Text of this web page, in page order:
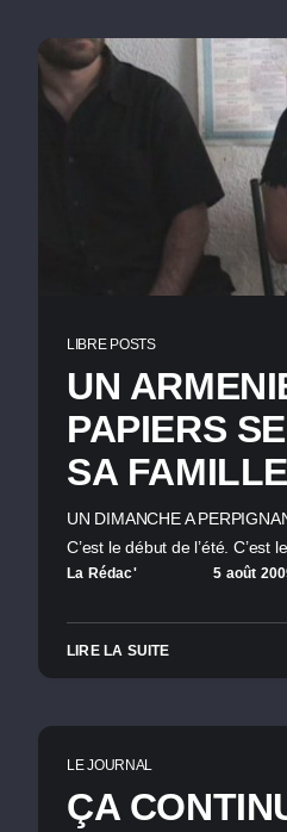
LIBRE POSTS
UN
PAPIERS
SA
UN DIMANCHE A
C’est le début de l’été. C’est
La Rédac' 5 août
LIRE LA SUITE
LE JOURNAL
ÇA